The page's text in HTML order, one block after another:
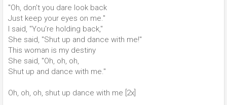
"Oh, don't you dare look back
Just keep your eyes on me."
I said, "You're holding back,"
She said, "Shut up and dance with me!"
This woman is my destiny
She said, "Oh, oh, oh,
Shut up and dance with me."
Oh, oh, oh, shut up dance with me [2x]